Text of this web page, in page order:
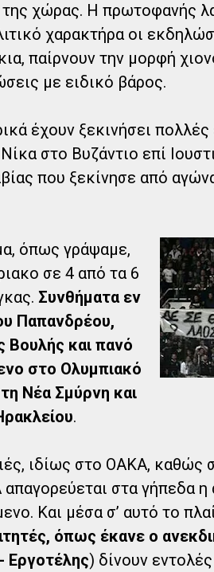
χώρας. Η πρωτοφανής
χαρακτήρα οι
παίρνουν την μορφή
με ειδικό βάρος.
έχουν ξεκινήσει
στο Βυζάντιο επί
που ξεκίνησε από
όπως γράψαμε,
σε 4 από τα 6
Συνθήματα εν
Παπανδρέου,
Βουλής και πανό
στο Ολυμπιακό
Νέα Σμύρνη και
.
ιδίως στο ΟΑΚΑ, καθώς
απαγορεύεται στα γήπεδα
Και μέσα σ’ αυτό το
όπως έκανε ο
Εργοτέλης) δίνουν